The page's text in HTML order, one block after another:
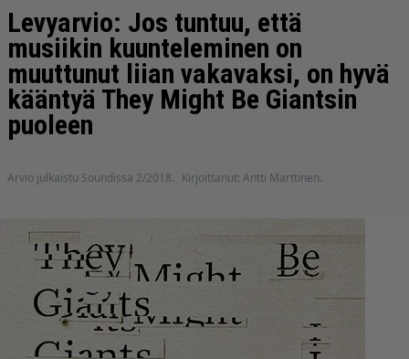
Levyarvio: Jos tuntuu, että
musiikin kuunteleminen on
muuttunut liian vakavaksi, on hyvä
kääntyä They Might Be Giantsin
puoleen
Arvio julkaistu Soundissa 2/2018. Kirjoittanut: Antti Marttinen.